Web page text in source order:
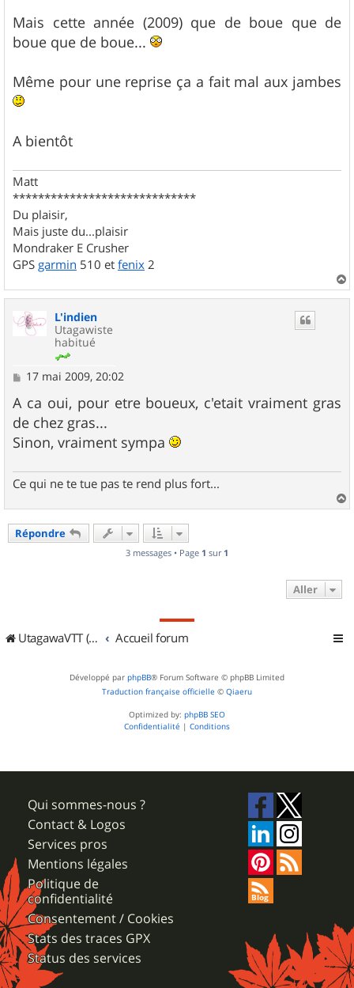
Mais cette année (2009) que de boue que de
boue que de boue...
Même pour une reprise ça a fait mal aux jambes
A bientôt
Matt
*****************************
Du plaisir,
Mais juste du...plaisir
Mondraker E Crusher
GPS garmin 510 et fenix 2
a
L'indien
Utagawiste
habitué
M
s
a
g
e
17 mai 2009, 20:02
A ca oui, pour etre boueux, c'etait vraiment gras
de chez gras...
Sinon, vraiment sympa
Ce qui ne te tue pas te rend plus fort...
a
Répondre
3 messages • Page 1 sur 1
Aller
UtagawaVTT (Randos VTT et VTTAE avec traces GPS) Accueil forum
Développé par phpBB® Forum Software © phpBB Limited
Traduction française officielle © Qiaeru
Optimized by: phpBB SEO
Confidentialité | Conditions
Qui sommes-nous ?
Contact & Logos
Services pros
Mentions légales
Politique de
confidentialité
Consentement / Cookies
Stats des traces GPX
Status des services